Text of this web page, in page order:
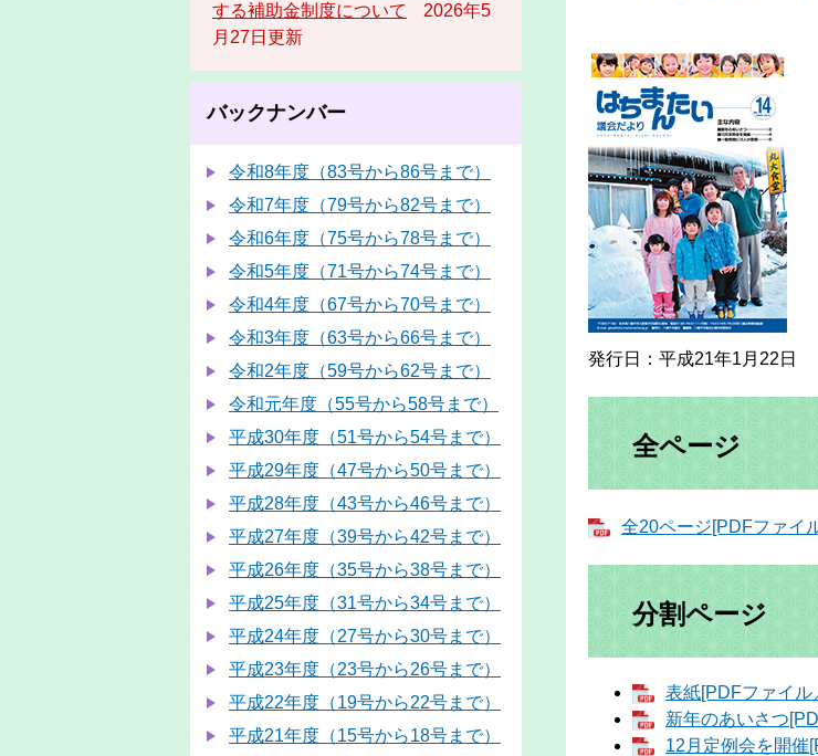
発行日：平成21年1月22日
全ページ
全20ページ[PDFファイ
分割ページ
表紙[PDFファイル
新年のあいさつ
12月定例会を開催
する補助金制度について
2026年5
月27日更新
バックナンバー
令和8年度（83号から86号まで）
令和7年度（79号から82号まで）
令和6年度（75号から78号まで）
令和5年度（71号から74号まで）
令和4年度（67号から70号まで）
令和3年度（63号から66号まで）
令和2年度（59号から62号まで）
令和元年度（55号から58号まで）
平成30年度（51号から54号まで）
平成29年度（47号から50号まで）
平成28年度（43号から46号まで）
平成27年度（39号から42号まで）
平成26年度（35号から38号まで）
平成25年度（31号から34号まで）
平成24年度（27号から30号まで）
平成23年度（23号から26号まで）
平成22年度（19号から22号まで）
平成21年度（15号から18号まで）